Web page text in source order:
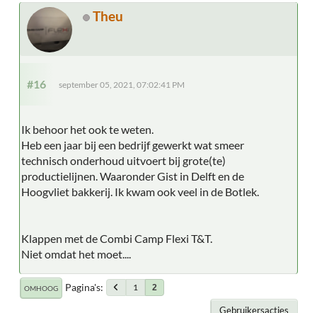
Theu
#16 september 05, 2021, 07:02:41 PM
Ik behoor het ook te weten.
Heb een jaar bij een bedrijf gewerkt wat smeer
technisch onderhoud uitvoert bij grote(te)
productielijnen. Waaronder Gist in Delft en de
Hoogvliet bakkerij. Ik kwam ook veel in de Botlek.
Klappen met de Combi Camp Flexi T&T.
Niet omdat het moet....
OMHOOG Pagina's 1 2
Gebruikersacties